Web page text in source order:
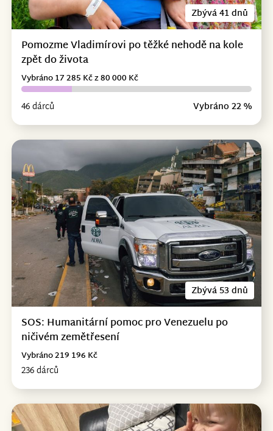
Zbývá 41 dnů
Pomozme Vladimírovi po těžké nehodě na kole
zpět do života
46 dárců Vybráno 22 %
Vybráno 17 285 Kč z 80 000 Kč
Zbývá 53 dnů
SOS: Humanitární pomoc pro Venezuelu po
ničivém zemětřesení
236 dárců
Vybráno 219 196 Kč